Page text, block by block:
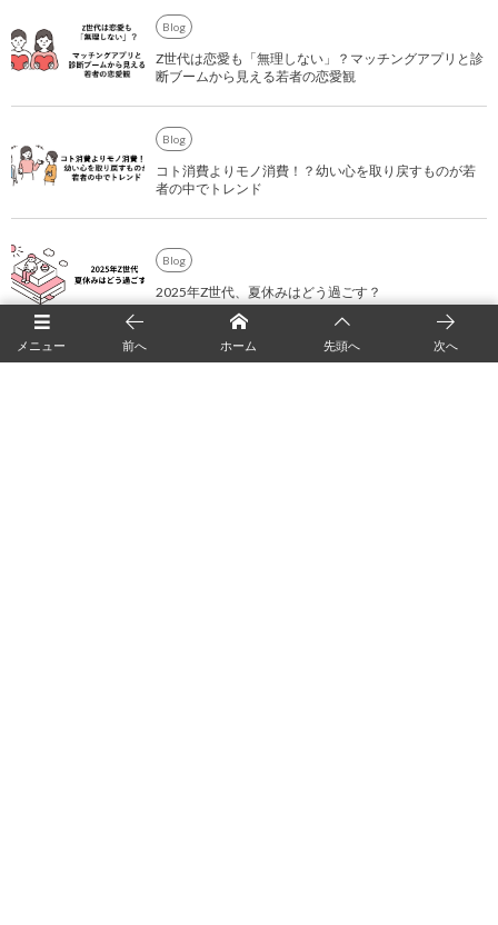
Blog
Z世代は恋愛も「無理しない」？マッチングアプリと診
断ブームから見える若者の恋愛観
Blog
コト消費よりモノ消費！？幼い心を取り戻すものが若
者の中でトレンド
Blog
2025年Z世代、夏休みはどう過ごす？
メニュー 前へ ホーム 先頭へ 次へ